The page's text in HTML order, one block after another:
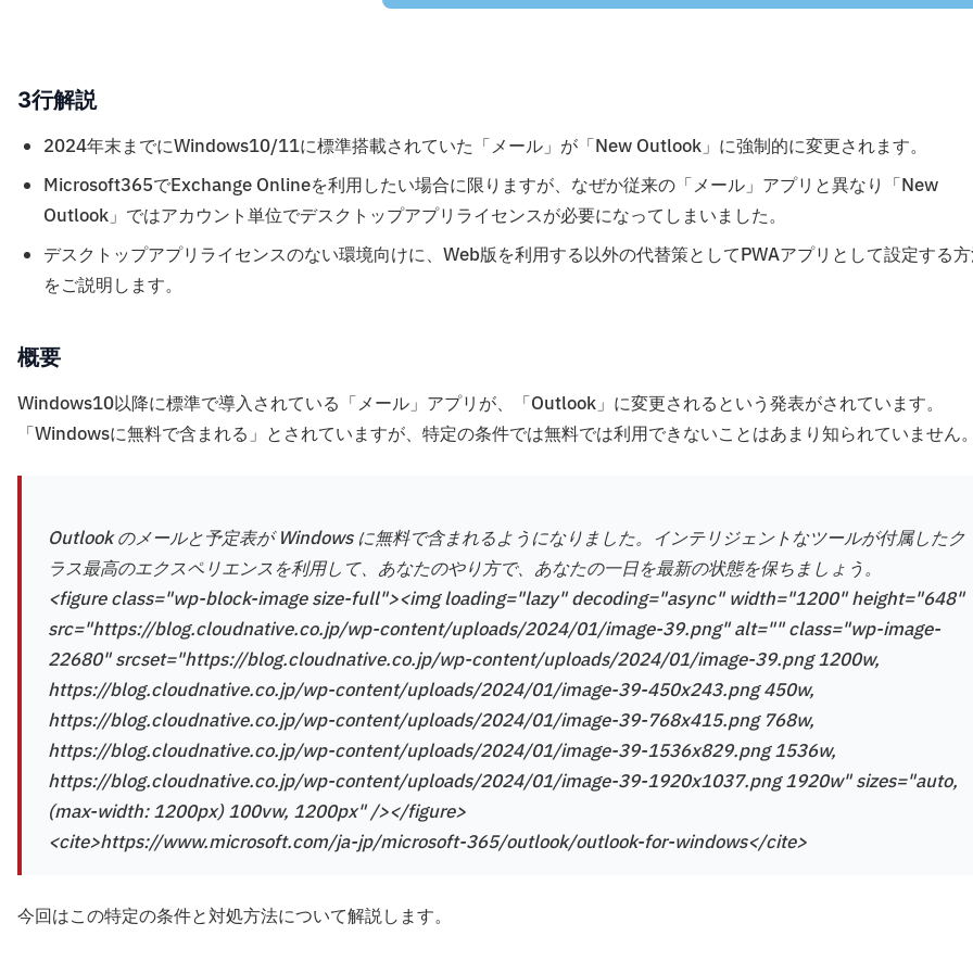
3行解説
2024年末までにWindows10/11に標準搭載されていた「メール」が「New Outlook」に強制的に変更されます。
Microsoft365でExchange Onlineを利用したい場合に限りますが、なぜか従来の「メール」アプリと異なり「New
Outlook」ではアカウント単位でデスクトップアプリライセンスが必要になってしまいました。
デスクトップアプリライセンスのない環境向けに、Web版を利用する以外の代替策としてPWAアプリとして設定する
をご説明します。
概要
Windows10以降に標準で導入されている「メール」アプリが、「Outlook」に変更されるという発表がされています。
「Windowsに無料で含まれる」とされていますが、特定の条件では無料では利用できないことはあまり知られていません
Outlook のメールと予定表が Windows に無料で含まれるようになりました。インテリジェントなツールが付属したク
ラス最高のエクスペリエンスを利用して、あなたのやり方で、あなたの一日を最新の状態を保ちましょう。
<figure class="wp-block-image size-full"><img loading="lazy" decoding="async" width="1200" height="648"
src="https://blog.cloudnative.co.jp/wp-content/uploads/2024/01/image-39.png" alt="" class="wp-image-
22680" srcset="https://blog.cloudnative.co.jp/wp-content/uploads/2024/01/image-39.png 1200w,
https://blog.cloudnative.co.jp/wp-content/uploads/2024/01/image-39-450x243.png 450w,
https://blog.cloudnative.co.jp/wp-content/uploads/2024/01/image-39-768x415.png 768w,
https://blog.cloudnative.co.jp/wp-content/uploads/2024/01/image-39-1536x829.png 1536w,
https://blog.cloudnative.co.jp/wp-content/uploads/2024/01/image-39-1920x1037.png 1920w" sizes="auto,
(max-width: 1200px) 100vw, 1200px" /></figure>
<cite>https://www.microsoft.com/ja-jp/microsoft-365/outlook/outlook-for-windows</cite>
今回はこの特定の条件と対処方法について解説します。